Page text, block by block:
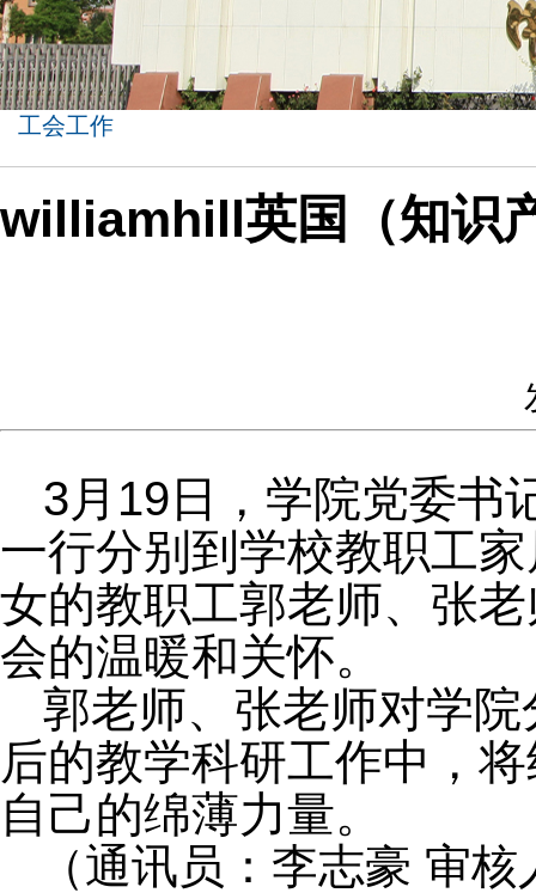
工会工作
williamhill英国（知识
3月19日，学院党委书
一行分别到学校教职工
女的教职工郭老师、张
会的温暖和关怀。
郭老师、张老师对学
后的教学科研工作中，
自己的绵薄力量。
（通讯员：李志豪 审